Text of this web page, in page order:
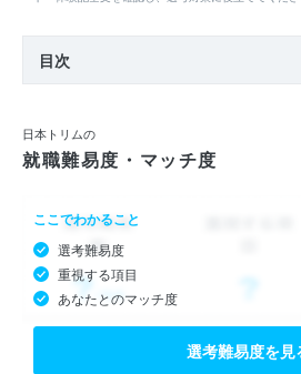
目次
日本トリムの
就職難易度・マッチ度
ここでわかること
選考難易度
重視する項目
あなたとのマッチ度
選考難易度を見